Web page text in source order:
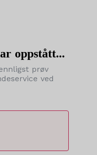
oppstått...
prøv
ved